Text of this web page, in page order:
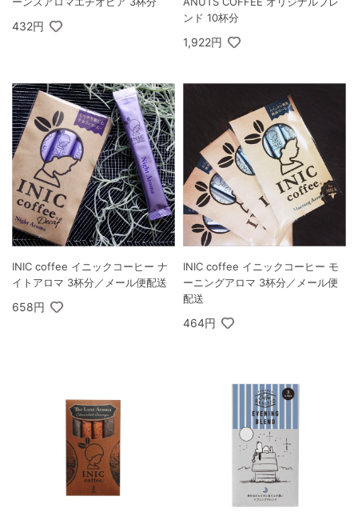
432円
ンド 10杯分
1,922円
INIC coffee イニックコーヒー ナ
イトアロマ 3杯分／メール便配送
658円
INIC coffee イニックコーヒー モ
ーニングアロマ 3杯分／メール便
配送
464円